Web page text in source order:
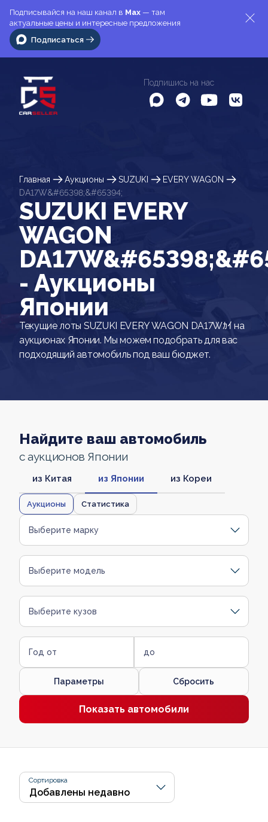
Подписывайся на наш канал в Max — там
актуальные цены и интересные предложения
Подписаться
Подпишись на нас
Главная Аукционы SUZUKI
EVERY WAGON
DA17W&#65398;&#65394;
SUZUKI EVERY
WAGON
- Аукционы
Японии
Текущие лоты SUZUKI EVERY WAGON DA17Wｶｲ на
аукционах Японии. Мы можем подобрать для вас
подходящий автомобиль под ваш бюджет.
Найдите ваш автомобиль
с аукционов Японии
из Китая из Японии из Кореи
Аукционы Статистика
Выберите марку
Выберите модель
Выберите кузов
Год от до
Параметры Сбросить
Показать автомобили
Сортировка